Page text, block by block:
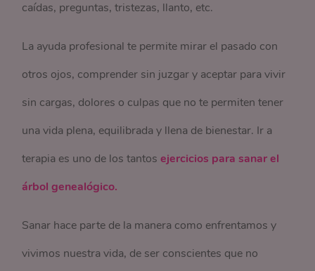
caídas, preguntas, tristezas, llanto, etc.
La ayuda profesional te permite mirar el pasado con
otros ojos, comprender sin juzgar y aceptar para vivir
sin cargas, dolores o culpas que no te permiten tener
una vida plena, equilibrada y llena de bienestar. Ir a
terapia es uno de los tantosejercicios para sanar el
árbol genealógico.
Sanar hace parte de la manera como enfrentamos y
vivimos nuestra vida, de ser conscientes que no